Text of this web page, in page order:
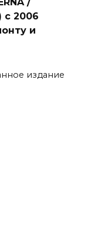
с 2006
и
издание